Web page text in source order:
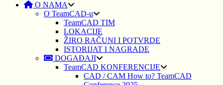
O NAMA
O TeamCAD-u
TeamCAD TIM
LOKACIJE
ŽIRO RAČUNI I POTVRDE
ISTORIJAT I NAGRADE
DOGAĐAJI
TeamCAD KONFERENCIJE
CAD / CAM How to? TeamCAD